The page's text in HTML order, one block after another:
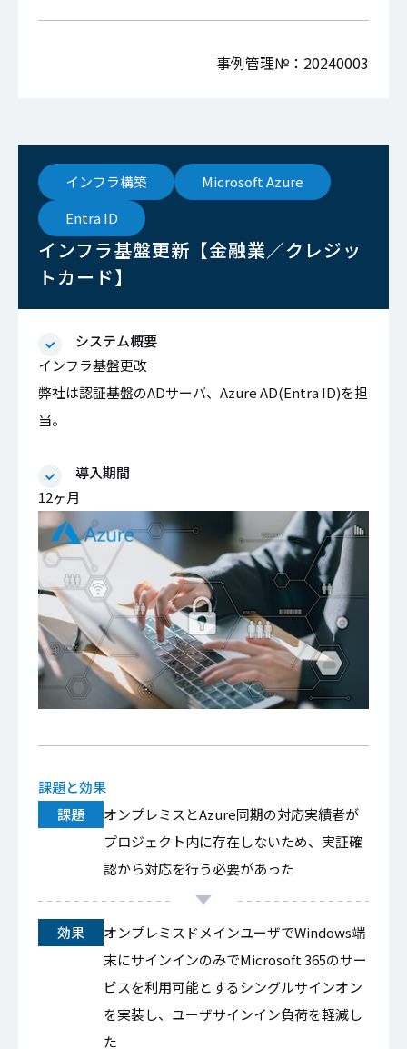
事例管理№：20240003
インフラ構築
Microsoft Azure
Entra ID
インフラ基盤更新【金融業／クレジッ
トカード】
システム概要
インフラ基盤更改
弊社は認証基盤のADサーバ、Azure AD(Entra ID)を担
当。
導入期間
12ヶ月
課題と効果
課題
オンプレミスとAzure同期の対応実績者が
プロジェクト内に存在しないため、実証確
認から対応を行う必要があった
効果
オンプレミスドメインユーザでWindows端
末にサインインのみでMicrosoft 365のサー
ビスを利用可能とするシングルサインオン
を実装し、ユーザサインイン負荷を軽減し
た